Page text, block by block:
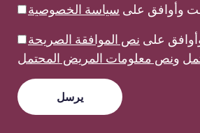
وأوافق على سياسة الخصوصية
على نص الموافقة الصريحة
ونص معلومات المريض المحتمل